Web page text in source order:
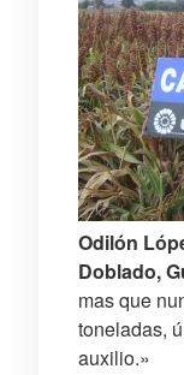
Odilón
Doblado,
mas que
toneladas,
auxilio.»